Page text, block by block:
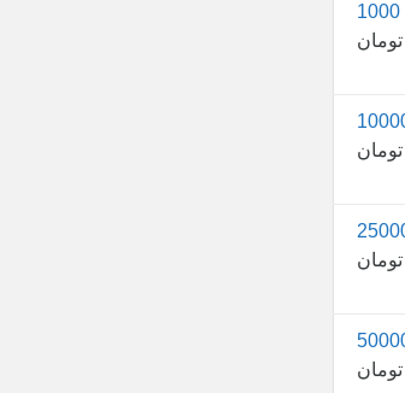
تومان
تومان
تومان
تومان